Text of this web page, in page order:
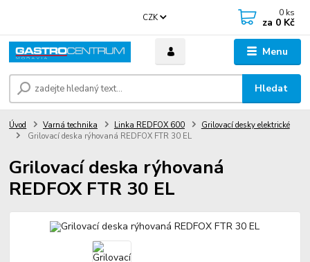
Menu
CZK
Hledat
0 ks
za 0 Kč
Úvod Varná technika Linka REDFOX 600
Grilovací desky elektrické
Grilovací deska rýhovaná REDFOX FTR 30 EL
Grilovací deska rýhovaná
REDFOX FTR 30 EL